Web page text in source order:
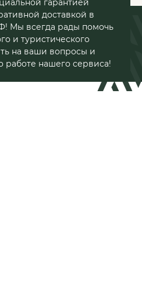
гарантией
доставкой в
Мы всегда рады помочь
и туристического
на ваши вопросы и
работе нашего сервиса!
ЭЛВ» ©2026ГОД